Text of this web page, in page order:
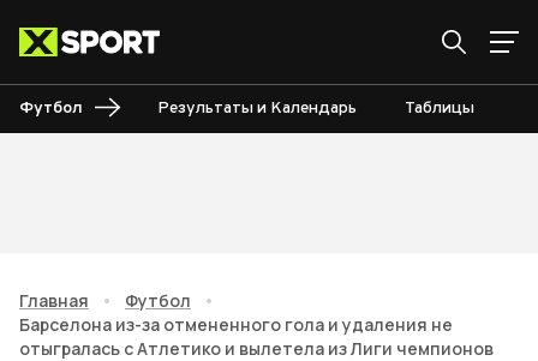
Футбол Результаты и Календарь Таблицы
Главная • Футбол
•
Барселона из-за отмененного гола и удаления не
отыгралась с Атлетико и вылетела из Лиги чемпионов